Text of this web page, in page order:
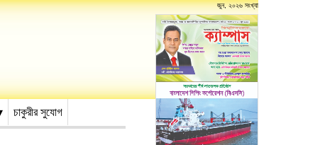
জুন, ২০২৬ সংখ্যা
চাকুরীর সুযোগ